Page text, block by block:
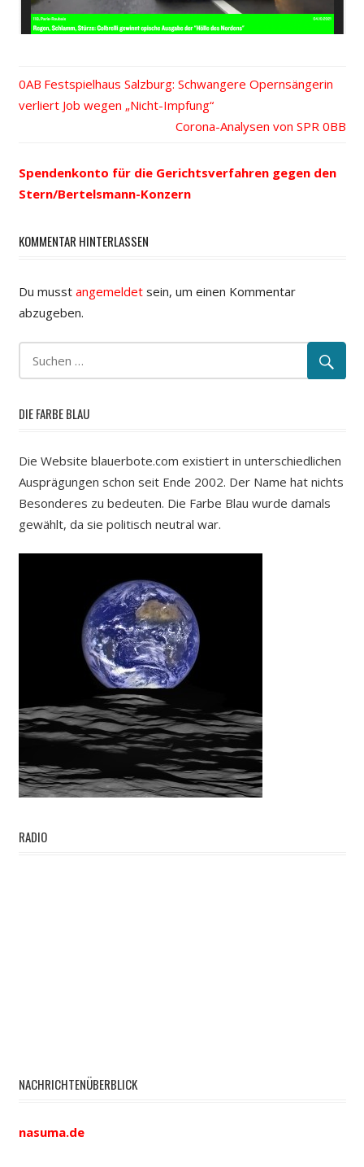
Beitrags-
Vorheriger
Beitrag:
Festspielhaus Salzburg: Schwangere Opernsängerin
verliert Job wegen „Nicht-Impfung“
Nächster
Corona-Analysen von SPR
Spendenkonto für die Gerichtsverfahren gegen den
Stern/Bertelsmann-Konzern
KOMMENTAR HINTERLASSEN
Du musst angemeldetsein, um einen Kommentar
abzugeben.
DIE FARBE BLAU
Die Website blauerbote.com existiert in unterschiedlichen
Ausprägungen schon seit Ende 2002. Der Name hat nichts
Besonderes zu bedeuten. Die Farbe Blau wurde damals
gewählt, da sie politisch neutral war.
RADIO
NACHRICHTENÜBERBLICK
nasuma.de